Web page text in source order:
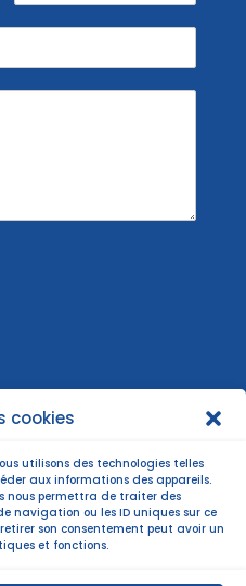
cookies
utilisons des technologies telles
aux informations des appareils.
nous permettra de traiter des
navigation ou les ID uniques sur ce
son consentement peut avoir un
et fonctions.
N
o